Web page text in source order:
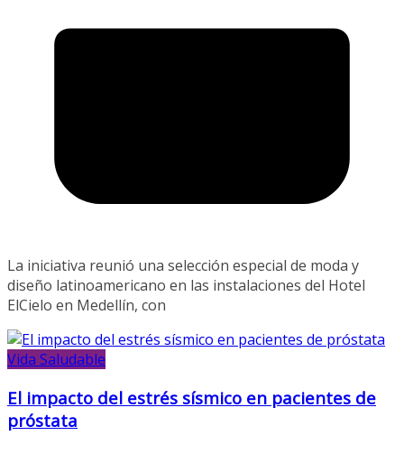
La iniciativa reunió una selección especial de moda y
diseño latinoamericano en las instalaciones del Hotel
ElCielo en Medellín, con
Vida Saludable
El impacto del estrés sísmico en pacientes de
próstata